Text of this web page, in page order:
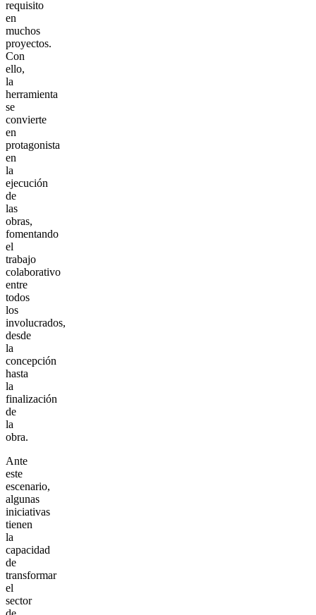
requisito
en
muchos
proyectos.
Con
ello,
la
herramienta
se
convierte
en
protagonista
en
la
ejecución
de
las
obras,
fomentando
el
trabajo
colaborativo
entre
todos
los
involucrados,
desde
la
concepción
hasta
la
finalización
de
la
obra.
Ante
este
escenario,
algunas
iniciativas
tienen
la
capacidad
de
transformar
el
sector